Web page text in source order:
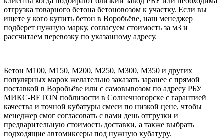
отгрузка товарного бетона бетоновозом к участку. Если вы
ищете у кого купить бетон в Воробьёве, наш менеджер
подберет нужную марку, согласуем стоимость за м3 и
рассчитаем перевозку по указанному адресу.
Бетон М100, М150, М200, М250, М300, М350 и других
популярных марок желательно заказать заранее с прямой
поставкой в Воробьёве или с самовывозом по адресу РБУ
МИКС-BETON поблизости в Солнечногорске с гарантией
качества и точной кубатуры смеси по низкой цене, чтобы
менеджер смог согласовать с вами день отгрузки и
предварительную стоимость доставки, а также выбрать
подходящие автомиксеры под нужную кубатуру.